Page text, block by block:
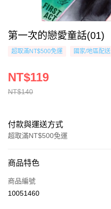
第一次的戀愛童話(01)
超取滿NT$500免運 國家/地區配送
NT$140
NT$119
付款與運送方式
超取滿NT$500免運
信用卡一次付款
超商取貨付款
商品特色
商品編號
10051460